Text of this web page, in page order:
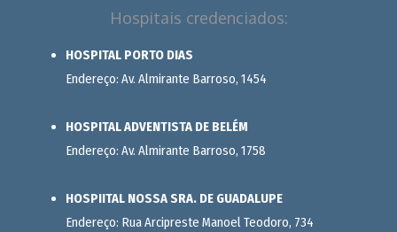
Hospitais credenciados:
HOSPITAL PORTO DIAS
Endereço: Av. Almirante Barroso, 1454
HOSPITAL ADVENTISTA DE BELÉM
Endereço: Av. Almirante Barroso, 1758
HOSPIITAL NOSSA SRA. DE GUADALUPE
Endereço: Rua Arcipreste Manoel Teodoro, 734